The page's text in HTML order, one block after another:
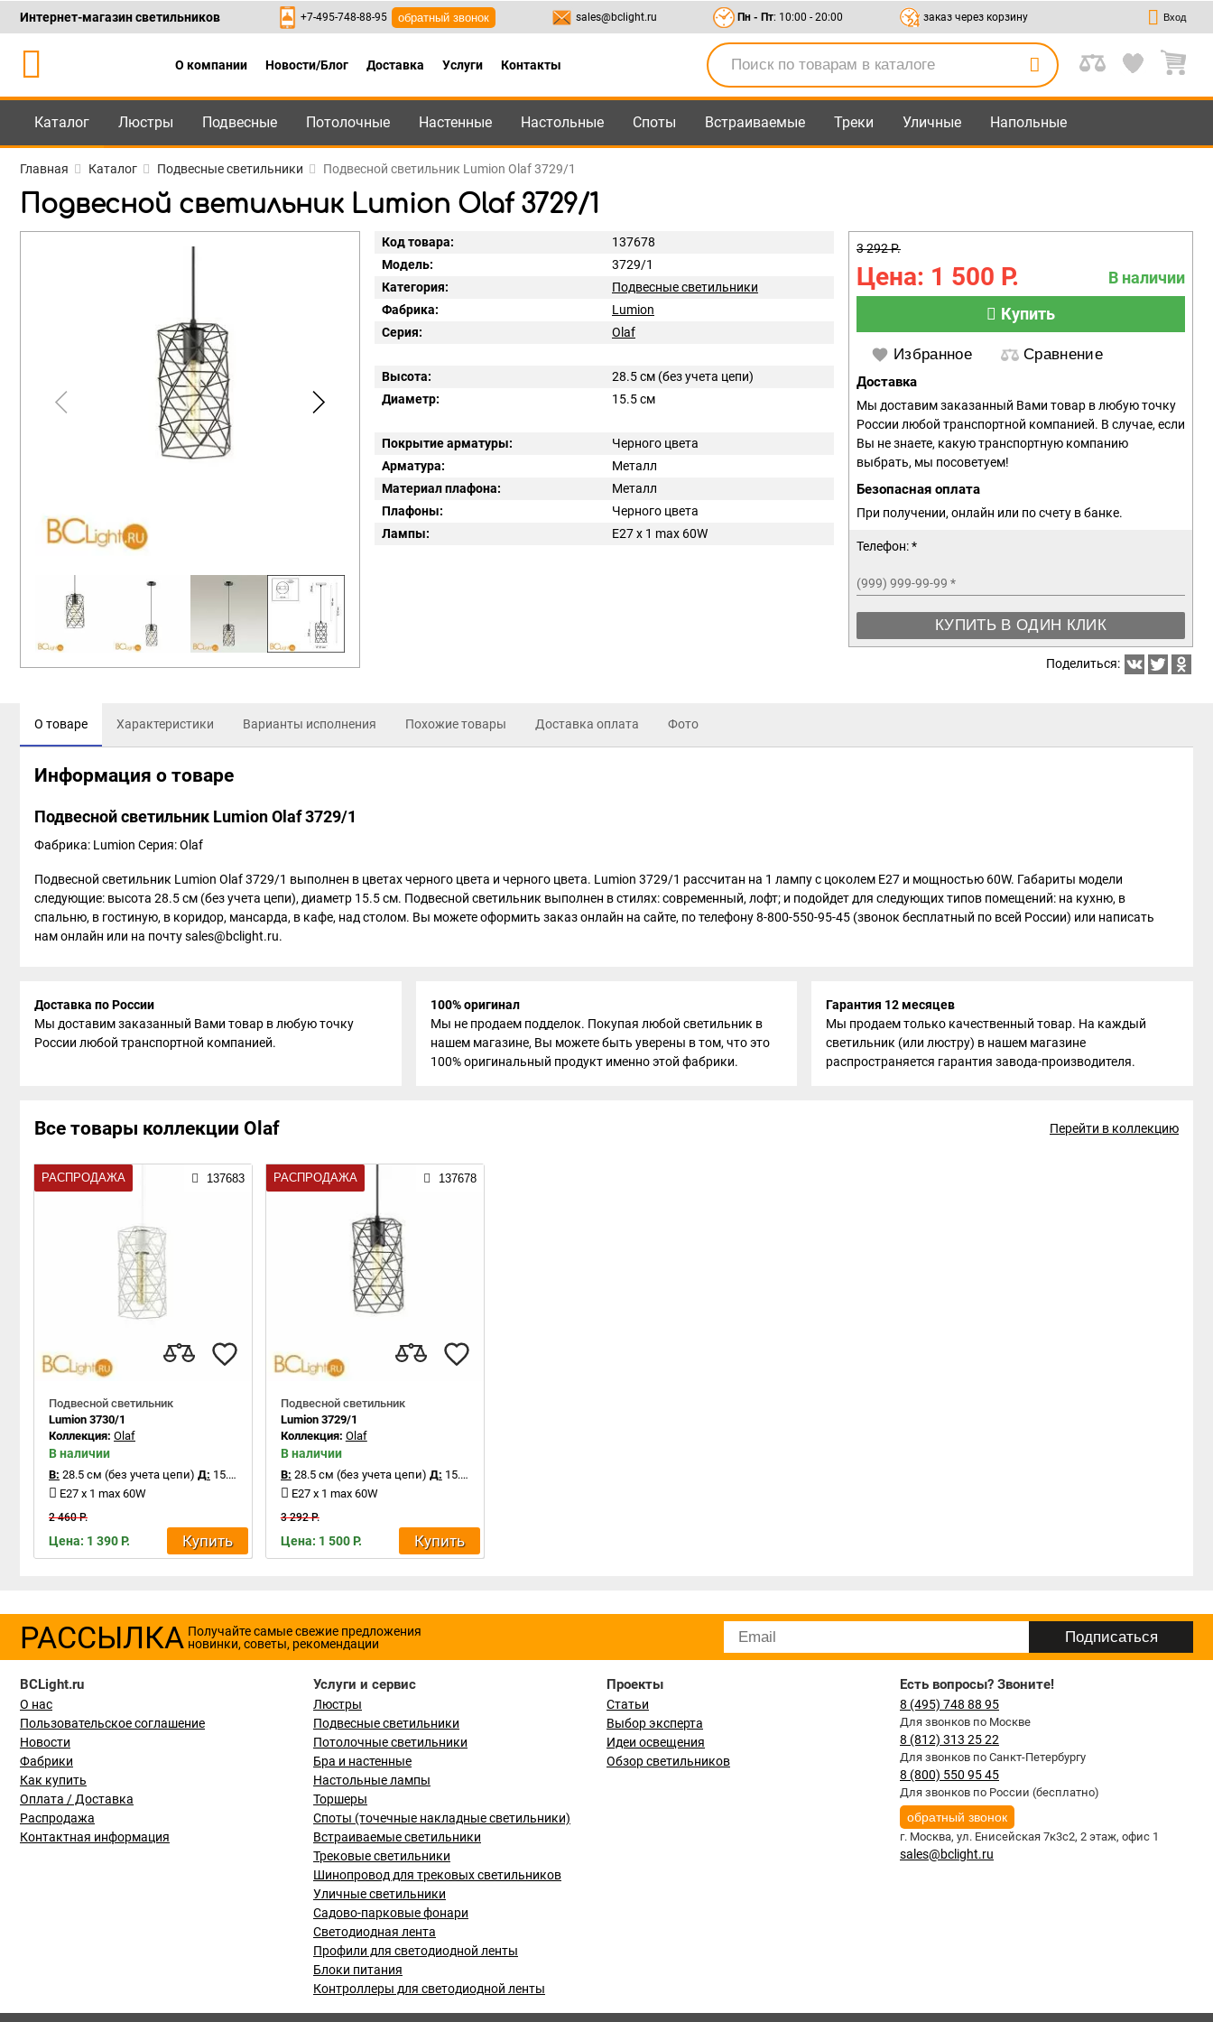
Каталог +7-495-748-88-95 ,8-800-550-95-45 sales@bclight.ru
Интернет-магазин светильников +7-495-748-88-95 обратный звонок sales@bclight.ru Пн - Пт: 10:00 - 20:00 заказ через корзину Вход
О компании Новости/Блог Доставка Услуги Контакты
Каталог Люстры Подвесные Потолочные Настенные Настольные Споты Встраиваемые Треки Уличные Напольные
Главная Каталог Подвесные светильники Подвесной светильник Lumion Olaf 3729/1
Подвесной светильник Lumion Olaf 3729/1
Код товара:
137678
Модель:
3729/1
Категория:
Подвесные светильники
Фабрика:
Lumion
Серия:
Olaf
Высота:
28.5 см (без учета цепи)
Диаметр:
15.5 см
Покрытие арматуры:
Черного цвета
Арматура:
Металл
Материал плафона:
Металл
Плафоны:
Черного цвета
Лампы:
E27 x 1 max 60W
3 292 Р.
Цена: 1 500 Р.
В наличии
Купить
Избранное Сравнение
Доставка
Мы доставим заказанный Вами товар в любую точку
России любой транспортной компанией. В случае, если
Вы не знаете, какую транспортную компанию
выбрать, мы посоветуем!
Безопасная оплата
При получении, онлайн или по счету в банке.
Телефон: *
(999) 999-99-99 *
КУПИТЬ В ОДИН КЛИК
Поделиться:
О товаре Характеристики Варианты исполнения Похожие товары Доставка оплата Фото
Информация о товаре
Подвесной светильник Lumion Olaf 3729/1
Фабрика: Lumion Серия: Olaf
Подвесной светильник Lumion Olaf 3729/1 выполнен в цветах черного цвета и черного цвета. Lumion 3729/1 рассчитан на 1 лампу с цоколем E27 и мощностью 60W. Габариты модели
следующие: высота 28.5 см (без учета цепи), диаметр 15.5 см. Подвесной светильник выполнен в стилях: современный, лофт; и подойдет для следующих типов помещений: на кухню, в
спальню, в гостиную, в коридор, мансарда, в кафе, над столом. Вы можете оформить заказ онлайн на сайте, по телефону 8-800-550-95-45 (звонок бесплатный по всей России) или написать
нам онлайн или на почту sales@bclight.ru.
Доставка по России
Мы доставим заказанный Вами товар в любую точку
России любой транспортной компанией.
100% оригинал
Мы не продаем подделок. Покупая любой светильник в
нашем магазине, Вы можете быть уверены в том, что это
100% оригинальный продукт именно этой фабрики.
Гарантия 12 месяцев
Мы продаем только качественный товар. На каждый
светильник (или люстру) в нашем магазине
распространяется гарантия завода-производителя.
Все товары коллекции Olaf Перейти в коллекцию
РАСПРОДАЖА 137683
Подвесной светильник
Lumion 3730/1
Коллекция: Olaf
В наличии
В: 28.5 см (без учета цепи) Д: 15.5 см
E27 x 1 max 60W
2 460 Р.
Цена: 1 390 Р. Купить
РАСПРОДАЖА 137678
Подвесной светильник
Lumion 3729/1
Коллекция: Olaf
В наличии
В: 28.5 см (без учета цепи) Д: 15.5 см
E27 x 1 max 60W
3 292 Р.
Цена: 1 500 Р. Купить
РАССЫЛКА Получайте самые свежие предложения
новинки, советы, рекомендации
BCLight.ru
О нас
Пользовательское соглашение
Новости
Фабрики
Как купить
Оплата / Доставка
Распродажа
Контактная информация
Услуги и сервис
Люстры
Подвесные светильники
Потолочные светильники
Бра и настенные
Настольные лампы
Торшеры
Споты (точечные накладные светильники)
Встраиваемые светильники
Трековые светильники
Шинопровод для трековых светильников
Уличные светильники
Садово-парковые фонари
Светодиодная лента
Профили для светодиодной ленты
Блоки питания
Контроллеры для светодиодной ленты
Проекты
Статьи
Выбор эксперта
Идеи освещения
Обзор светильников
Есть вопросы? Звоните!
8 (495) 748 88 95
Для звонков по Москве
8 (812) 313 25 22
Для звонков по Санкт-Петербургу
8 (800) 550 95 45
Для звонков по России (бесплатно)
обратный звонок
г. Москва, ул. Енисейская 7к3с2, 2 этаж, офис 1
sales@bclight.ru